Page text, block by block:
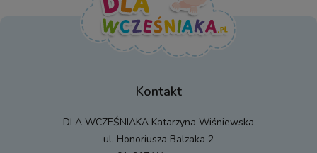
Kontakt
DLA WCZEŚNIAKA Katarzyna Wiśniewska
ul. Honoriusza Balzaka 2